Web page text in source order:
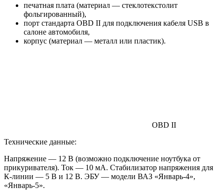
печатная плата (материал — стеклотекстолит
фольгированный),
порт стандарта OBD II для подключения кабеля USB в
салоне автомобиля,
корпус (материал — металл или пластик).
OBD II
Технические данные:
Напряжение — 12 В (возможно подключение ноутбука от
прикуривателя). Ток — 10 мА. Стабилизатор напряжения для
К-линии — 5 В и 12 В. ЭБУ — модели ВАЗ «Январь-4»,
«Январь-5».